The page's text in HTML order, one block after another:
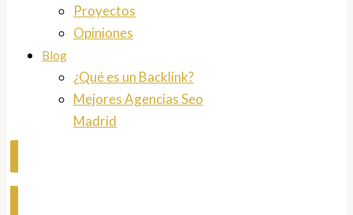
Proyectos
Opiniones
Blog
¿Qué es un Backlink?
Mejores Agencias Seo
Madrid